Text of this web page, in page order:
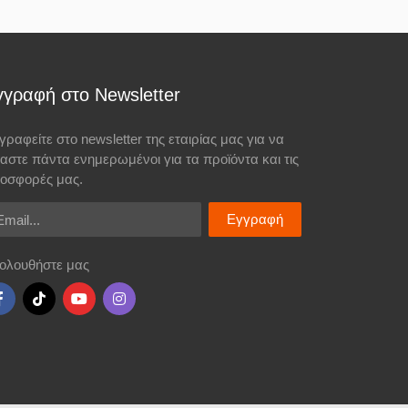
στο Newsletter
στο newsletter της εταιρίας μας για να
πάντα ενημερωμένοι για τα προϊόντα και τις
μας.
Εγγραφή
μας